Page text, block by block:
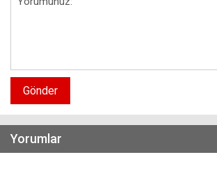
Gönder
Yorumlar